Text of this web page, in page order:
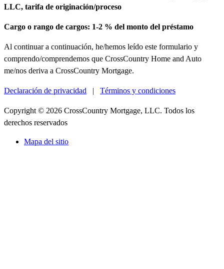
LLC, tarifa de originación/proceso
Cargo o rango de cargos: 1-2 % del monto del préstamo
Al continuar a continuación, he/hemos leído este formulario y
comprendo/comprendemos que CrossCountry Home and Auto
me/nos deriva a CrossCountry Mortgage.
Declaración de privacidad | Términos y condiciones
Copyright © 2026 CrossCountry Mortgage, LLC. Todos los
derechos reservados
Mapa del sitio